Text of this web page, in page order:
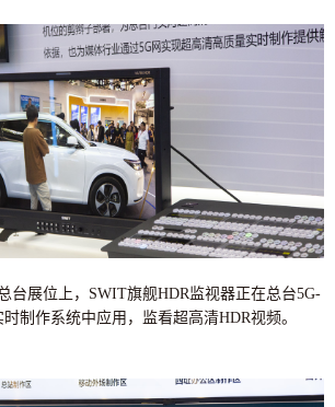
台展位上，SWIT旗舰HDR监视器正在总台5G-
制作系统中应用，监看超高清HDR视频。